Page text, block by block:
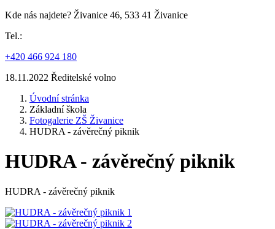
Kde nás najdete? Živanice 46, 533 41 Živanice
Tel.:
+420 466 924 180
18.11.2022 Ředitelské volno
Úvodní stránka
Základní škola
Fotogalerie ZŠ Živanice
HUDRA - závěrečný piknik
HUDRA - závěrečný piknik
HUDRA - závěrečný piknik